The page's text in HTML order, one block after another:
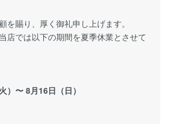
を賜り、厚く御礼申し上げます。
店では以下の期間を夏季休業とさせて
）〜 8月16日（日）